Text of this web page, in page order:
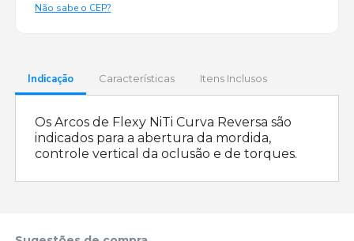
Não sabe o CEP?
Indicação Características Itens Inclusos
Os Arcos de Flexy NiTi Curva Reversa são
indicados para a abertura da mordida,
controle vertical da oclusão e de torques.